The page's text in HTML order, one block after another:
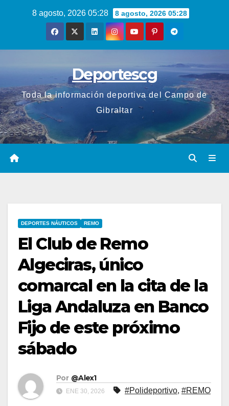
8 agosto, 2026 05:28 8 agosto, 2026 05:28
Deportescg
Toda la información deportiva del Campo de
Gibraltar
DEPORTES NÁUTICOS REMO
El Club de Remo
Algeciras, único
comarcal en la cita de la
Liga Andaluza en Banco
Fijo de este próximo
sábado
Por @Alex1
ENE 30, 2026 #Polideportivo, #REMO